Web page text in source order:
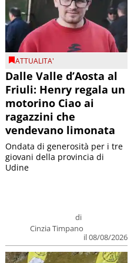
ATTUALITA'
Dalle Valle d’Aosta al
Friuli: Henry regala un
motorino Ciao ai
ragazzini che
vendevano limonata
di
Cinzia Timpano
il 08/08/2026
Ondata di generosità per i tre
giovani della provincia di
Udine